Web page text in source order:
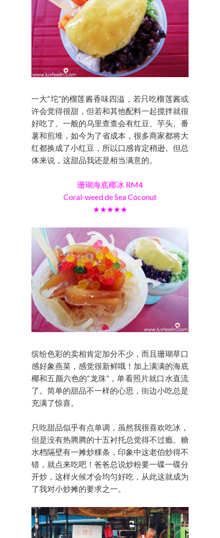
一大“坨”的榴莲酱香味四溢，若只吃榴莲酱或
许会觉得很甜，但若和其他配料一起搅拌就很
好吃了。一般的乌里查查会有红豆、芋头、番
薯和煎堆，如今为了省成本，很多商家都将大
红都换成了小红豆，所以口感肯定稍逊。但总
体来说，这甜品我还是相当满意的。
珊瑚海底椰冰 RM4
Coral-weed de Sea Coconut
★★★★★
缤纷色彩的卖相肯定加分不少，而且珊瑚草口
感好象燕菜，感觉很新鲜哦！加上满满的海底
椰和五颜六色的“龙珠”，单看照片就口水直流
了。简单的甜品不一样的心思，街边小吃总是
充满了惊喜。
只吃甜品似乎有点单调，虽然我很喜欢吃冰，
但是没有热腾腾的十五衬托总觉得不过瘾。糖
水档隔壁有一摊炒粿条，印象中这老伯炒得不
错，就点来吃吧！爸爸总说炒粉要一碟一碟分
开炒，这样火候才会均匀好吃，从此这就成为
了我对小炒摊的要求之一。